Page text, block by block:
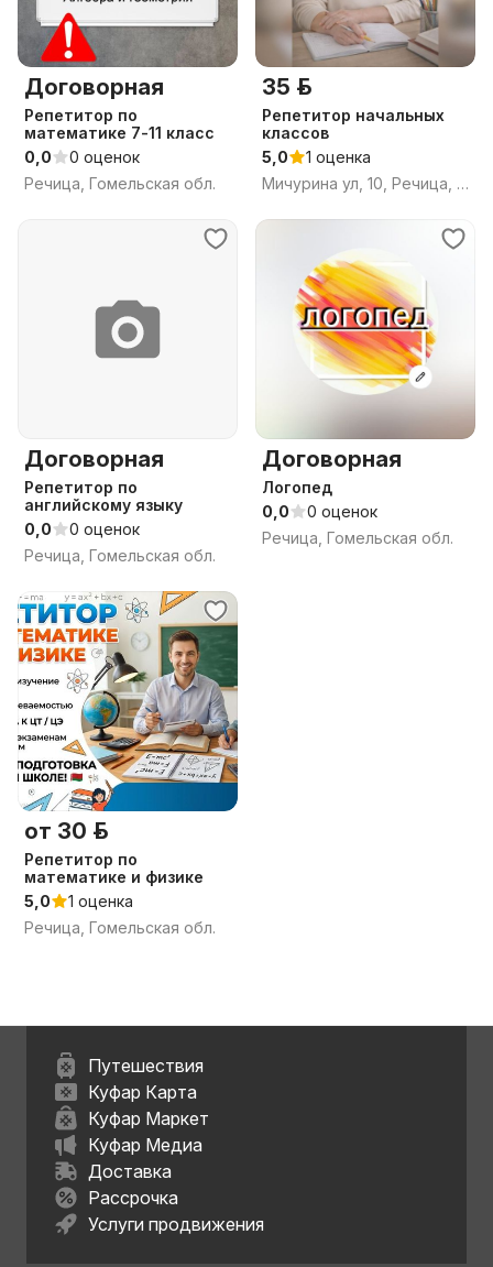
Договорная
Репетитор по
математике 7-11 класс
0,0
0 оценок
Речица, Гомельская обл.
35 р.
Репетитор начальных
классов
5,0
1 оценка
Мичурина ул, 10, Речица, Речицкий район, Гомельская область
Договорная
Репетитор по
английскому языку
0,0
0 оценок
Речица, Гомельская обл.
Договорная
Логопед
0,0
0 оценок
Речица, Гомельская обл.
от 30 р.
Репетитор по
математике и физике
5,0
1 оценка
Речица, Гомельская обл.
Путешествия
Куфар Карта
Куфар Маркет
Куфар Медиа
Доставка
Рассрочка
Услуги продвижения